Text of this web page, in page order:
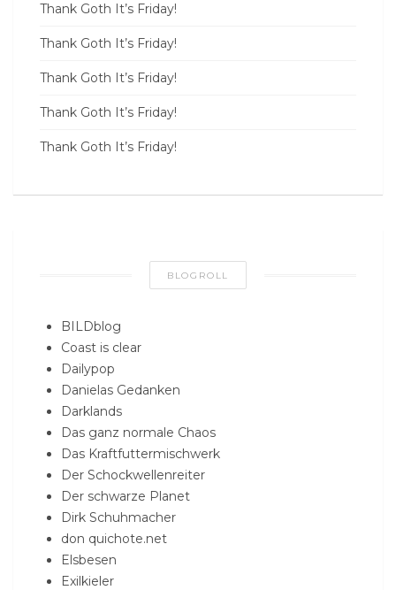
Thank Goth It’s Friday!
Thank Goth It’s Friday!
Thank Goth It’s Friday!
Thank Goth It’s Friday!
Thank Goth It’s Friday!
BLOGROLL
BILDblog
Coast is clear
Dailypop
Danielas Gedanken
Darklands
Das ganz normale Chaos
Das Kraftfuttermischwerk
Der Schockwellenreiter
Der schwarze Planet
Dirk Schuhmacher
don quichote.net
Elsbesen
Exilkieler